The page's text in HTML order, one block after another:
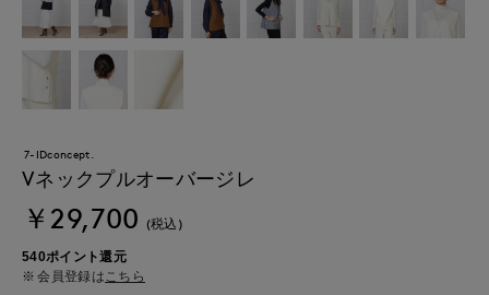
7-IDconcept.
Vネックプルオーバージレ
￥29,700 (税込)
540ポイント還元
会員登録はこちら